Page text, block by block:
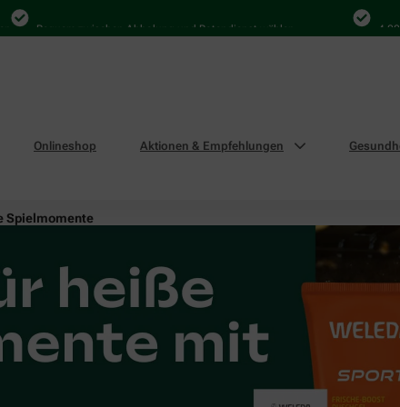
Bequem zwischen Abholung und Botendienst wählen 4.000 Mal
Onlineshop Aktionen & Empfehlungen
Spielmomente